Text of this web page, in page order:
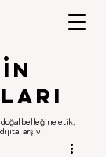
.
belleğine etik,
dijital arşiv